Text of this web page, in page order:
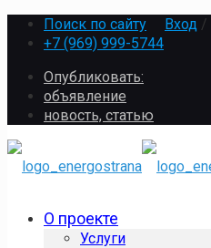
Поиск по сайту Вход /
+7 (969) 999-5744
Опубликовать:
объявление
новость, статью
О проекте
Услуги